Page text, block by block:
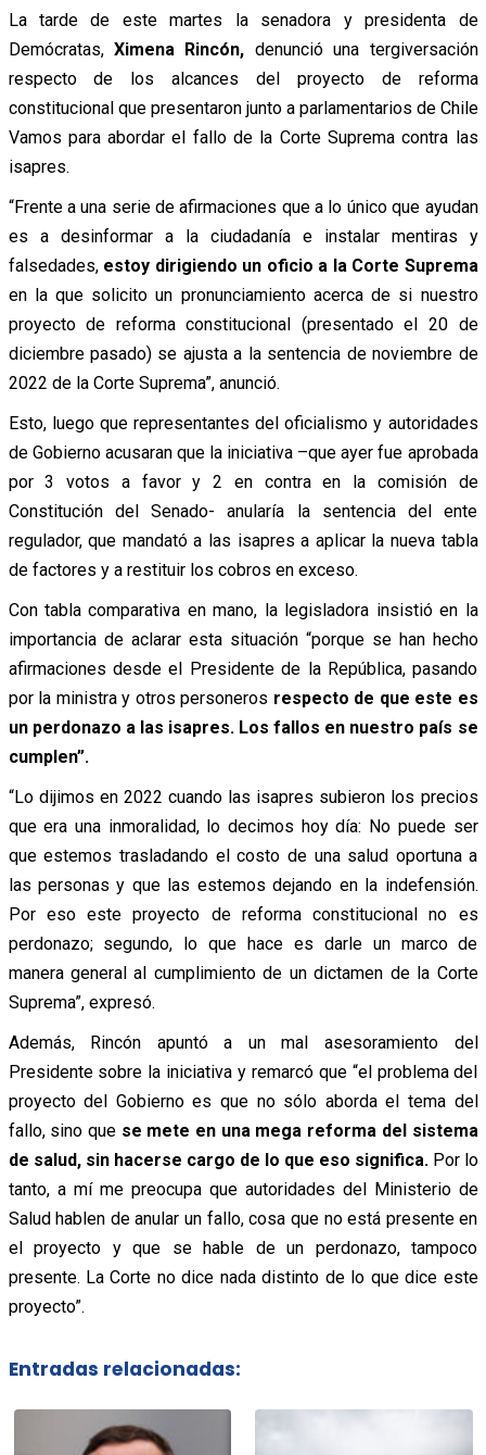
La tarde de este martes la senadora y presidenta de
Demócratas, Ximena Rincón, denunció una tergiversación
respecto de los alcances del proyecto de reforma
constitucional que presentaron junto a parlamentarios de Chile
Vamos para abordar el fallo de la Corte Suprema contra las
isapres.
“Frente a una serie de afirmaciones que a lo único que ayudan
es a desinformar a la ciudadanía e instalar mentiras y
falsedades, estoy dirigiendo un oficio a la Corte Suprema
en la que solicito un pronunciamiento acerca de si nuestro
proyecto de reforma constitucional (presentado el 20 de
diciembre pasado) se ajusta a la sentencia de noviembre de
2022 de la Corte Suprema”, anunció.
Esto, luego que representantes del oficialismo y autoridades
de Gobierno acusaran que la iniciativa –que ayer fue aprobada
por 3 votos a favor y 2 en contra en la comisión de
Constitución del Senado- anularía la sentencia del ente
regulador, que mandató a las isapres a aplicar la nueva tabla
de factores y a restituir los cobros en exceso.
Con tabla comparativa en mano, la legisladora insistió en la
importancia de aclarar esta situación “porque se han hecho
afirmaciones desde el Presidente de la República, pasando
por la ministra y otros personeros respecto de que este es
un perdonazo a las isapres. Los fallos en nuestro país se
cumplen”.
“Lo dijimos en 2022 cuando las isapres subieron los precios
que era una inmoralidad, lo decimos hoy día: No puede ser
que estemos trasladando el costo de una salud oportuna a
las personas y que las estemos dejando en la indefensión.
Por eso este proyecto de reforma constitucional no es
perdonazo; segundo, lo que hace es darle un marco de
manera general al cumplimiento de un dictamen de la Corte
Suprema”, expresó.
Además, Rincón apuntó a un mal asesoramiento del
Presidente sobre la iniciativa y remarcó que “el problema del
proyecto del Gobierno es que no sólo aborda el tema del
fallo, sino que se mete en una mega reforma del sistema
de salud, sin hacerse cargo de lo que eso significa. Por lo
tanto, a mí me preocupa que autoridades del Ministerio de
Salud hablen de anular un fallo, cosa que no está presente en
el proyecto y que se hable de un perdonazo, tampoco
presente. La Corte no dice nada distinto de lo que dice este
proyecto”.
Entradas relacionadas: